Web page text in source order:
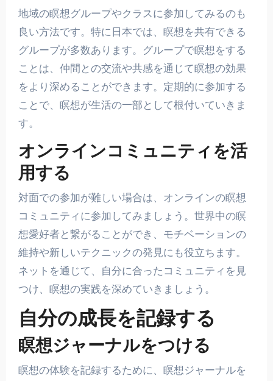
地域の瞑想グループやクラスに参加してみるのも
良い方法です。特に日本では、瞑想を共有できる
グループが多数あります。グループで瞑想をする
ことは、仲間との交流や共感を通じて瞑想の効果
をより深めることができます。定期的に参加する
ことで、瞑想が生活の一部として根付いていきま
す。
オンラインコミュニティを活
用する
対面での参加が難しい場合は、オンラインの瞑想
コミュニティに参加してみましょう。世界中の瞑
想愛好者と繋がることができ、モチベーションの
維持や新しいテクニックの発見にも役立ちます。
ネットを通じて、自分に合ったコミュニティを見
つけ、瞑想の実践を深めていきましょう。
自分の成長を記録する
瞑想ジャーナルをつける
瞑想の体験を記録するために、瞑想ジャーナルを